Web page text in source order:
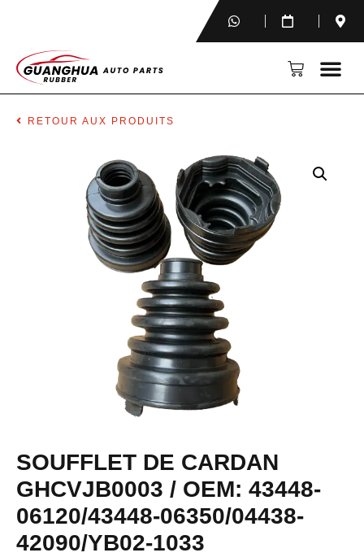
RETOUR AUX PRODUITS
SOUFFLET DE CARDAN
GHCVJB0003 / OEM: 43448-
06120/43448-06350/04438-
42090/YB02-1033